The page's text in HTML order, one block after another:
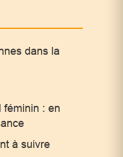
dans la
féminin : en
à suivre